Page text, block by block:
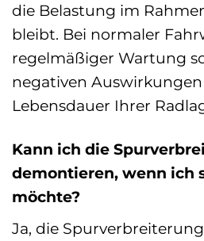
die Belastung im
bleibt. Bei normaler
regelmäßiger Wartung
negativen
Lebensdauer Ihrer
Kann ich die
demontieren, wenn ich
möchte?
Ja, die